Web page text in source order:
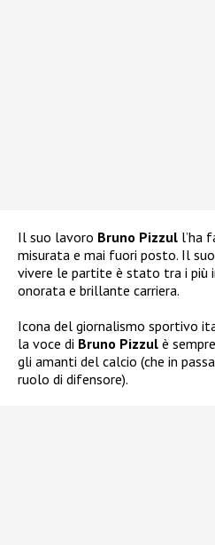
Il suo lavoro Bruno Pizzul l’ha
misurata e mai fuori posto. Il
vivere le partite è stato tra i più
onorata e brillante carriera.
Icona del giornalismo sportivo
la voce di Bruno Pizzul è
gli amanti del calcio (che in
ruolo di difensore).